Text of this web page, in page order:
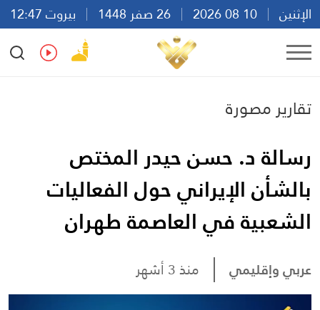
الإثنين
بيروت 12:47
Ar
En Fr Es
تقارير مصورة
رسالة د. حسن حيدر المختص
بالشأن الإيراني حول الفعاليات
الشعبية في العاصمة طهران
عربي وإقليمي منذ 3 أشهر